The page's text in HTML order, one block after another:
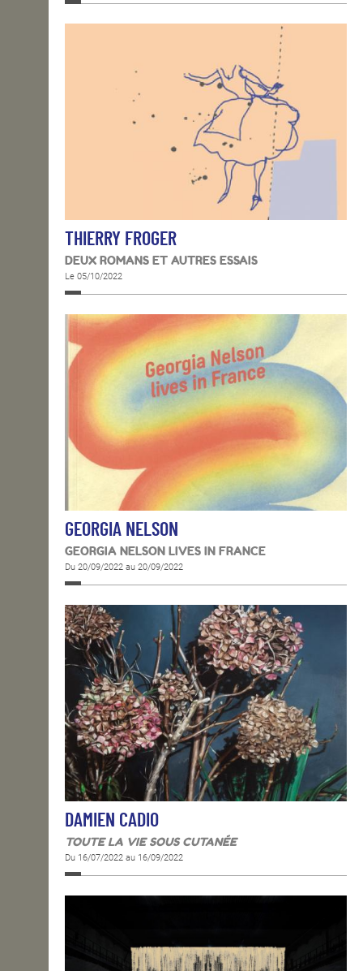
THIERRY FROGER
DEUX ROMANS ET AUTRES ESSAIS
Le 05/10/2022
GEORGIA NELSON
GEORGIA NELSON LIVES IN FRANCE
Du 20/09/2022 au 20/09/2022
DAMIEN CADIO
TOUTE LA VIE SOUS CUTANÉE
Du 16/07/2022 au 16/09/2022